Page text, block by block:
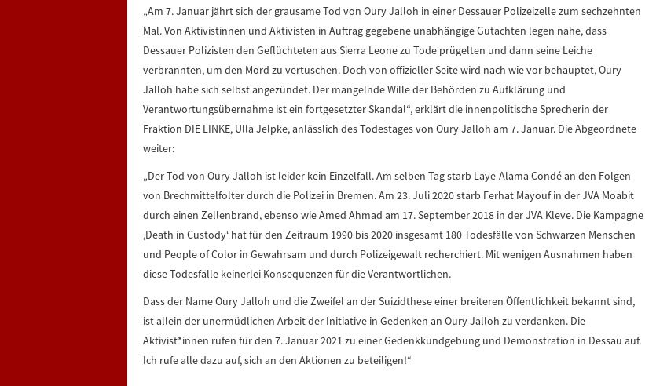
„Am 7. Januar jährt sich der grausame Tod von Oury Jalloh in einer Dessauer Polizeizelle zum sechzehnten
Mal. Von Aktivistinnen und Aktivisten in Auftrag gegebene unabhängige Gutachten legen nahe, dass
Dessauer Polizisten den Geflüchteten aus Sierra Leone zu Tode prügelten und dann seine Leiche
verbrannten, um den Mord zu vertuschen. Doch von offizieller Seite wird nach wie vor behauptet, Oury
Jalloh habe sich selbst angezündet. Der mangelnde Wille der Behörden zu Aufklärung und
Verantwortungsübernahme ist ein fortgesetzter Skandal“, erklärt die innenpolitische Sprecherin der
Fraktion DIE LINKE, Ulla Jelpke, anlässlich des Todestages von Oury Jalloh am 7. Januar. Die Abgeordnete
weiter:
„Der Tod von Oury Jalloh ist leider kein Einzelfall. Am selben Tag starb Laye-Alama Condé an den Folgen
von Brechmittelfolter durch die Polizei in Bremen. Am 23. Juli 2020 starb Ferhat Mayouf in der JVA Moabit
durch einen Zellenbrand, ebenso wie Amed Ahmad am 17. September 2018 in der JVA Kleve. Die Kampagne
‚Death in Custody‘ hat für den Zeitraum 1990 bis 2020 insgesamt 180 Todesfälle von Schwarzen Menschen
und People of Color in Gewahrsam und durch Polizeigewalt recherchiert. Mit wenigen Ausnahmen haben
diese Todesfälle keinerlei Konsequenzen für die Verantwortlichen.
Dass der Name Oury Jalloh und die Zweifel an der Suizidthese einer breiteren Öffentlichkeit bekannt sind,
ist allein der unermüdlichen Arbeit der Initiative in Gedenken an Oury Jalloh zu verdanken. Die
Aktivist*innen rufen für den 7. Januar 2021 zu einer Gedenkkundgebung und Demonstration in Dessau auf.
Ich rufe alle dazu auf, sich an den Aktionen zu beteiligen!“